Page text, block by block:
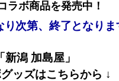
ラボ商品を発売中！
次第、終了となりま
新潟 加島屋」
ッズはこちらから ↓